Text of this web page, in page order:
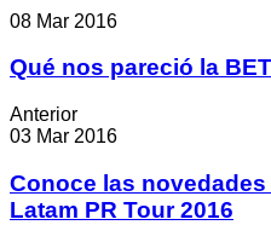
08 Mar 2016
Qué nos pareció la
Anterior
03 Mar 2016
Conoce las
Latam PR Tour 2016